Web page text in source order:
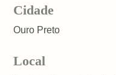
Cidade
Ouro Preto
Local